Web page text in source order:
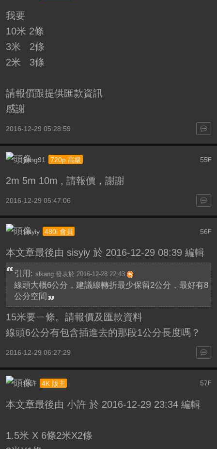
我要
10米 2條
3米 2條
2米 3條
請報價跟提供匯款資訊
感謝
2016-12-29 05:28:59
55F
jiang91 720p 高級
2m 5m 10m , 請報價，謝謝
2016-12-29 05:47:06
56F
sisyiy 480i 會員
本文章最後由 sisyiy 於 2016-12-29 08:39 編輯
引用: slkang 發表於 2016-12-28 22:43
線頭大概6公分，建議線轉折最少保留2公分，最好有8
公分空間
15米要ㄧ條。請報價及匯款資料
線頭6公分有包含插進去的那段1公分長度嗎？
2016-12-29 06:27:29
57 F
小許 4K 版主
本文章最後由 小許 於 2016-12-29 23:34 編輯
1.5米 X 6條2米X2條